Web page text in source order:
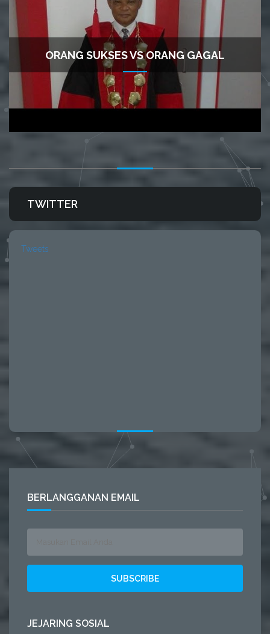
ORANG SUKSES VS ORANG GAGAL
TWITTER
Tweets
BERLANGGANAN EMAIL
JEJARING SOSIAL